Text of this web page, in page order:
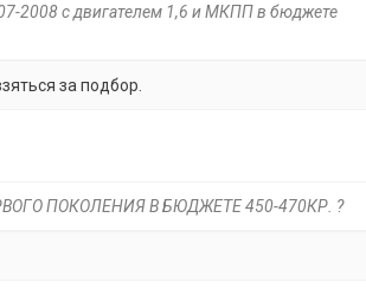
2008 с двигателем 1,6 и МКПП в бюджете
за подбор.
ПОКОЛЕНИЯ В БЮДЖЕТЕ 450-470КР. ?